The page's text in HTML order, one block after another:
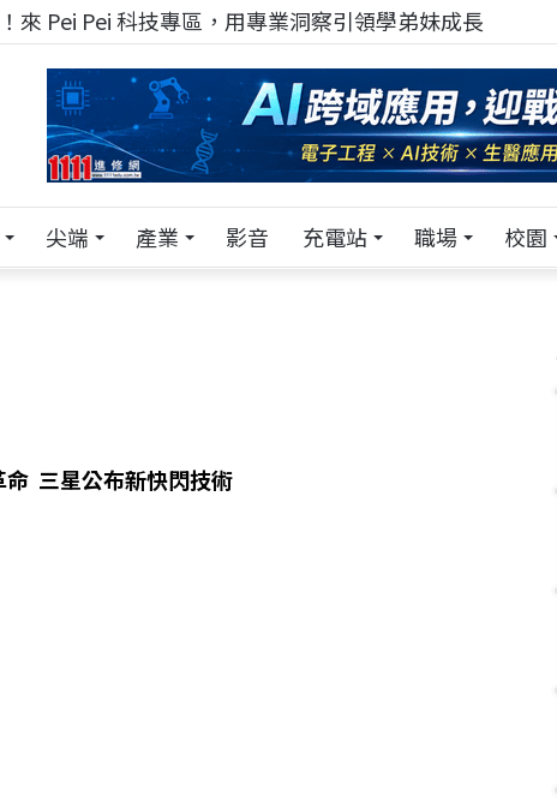
來 Pei Pei 科技專區，用專業洞察引領學弟妹成長
尖端 產業 影音 充電站 職場 校園
命 三星公布新快閃技術